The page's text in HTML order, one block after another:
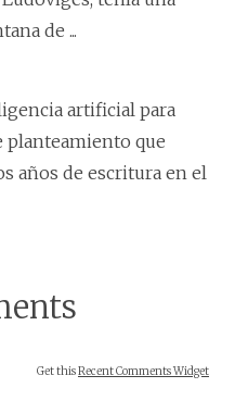
de ...
artificial para
planteamiento que
años de escritura en el
Get thisRecent Comments Widget